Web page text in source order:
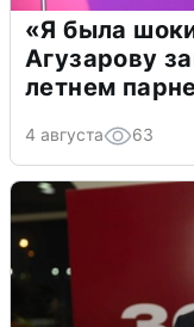
«Я была
Агузарову
летнем
4 августа 63